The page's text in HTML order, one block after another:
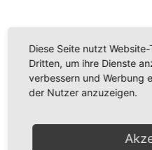
23.
Vorbei!
Diese Seite nutzt
Dritten, um ihre Dienste
verbessern und Werbung
der Nutzer anzuzeigen.